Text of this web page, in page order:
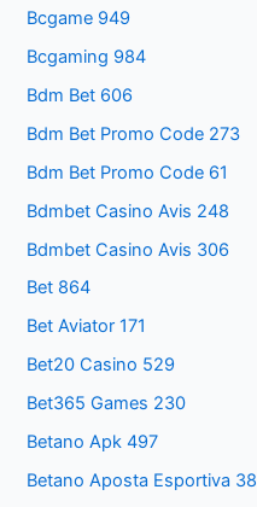
Bcgame 949
Bcgaming 984
Bdm Bet 606
Bdm Bet Promo Code 273
Bdm Bet Promo Code 61
Bdmbet Casino Avis 248
Bdmbet Casino Avis 306
Bet 864
Bet Aviator 171
Bet20 Casino 529
Bet365 Games 230
Betano Apk 497
Betano Aposta Esportiva 38